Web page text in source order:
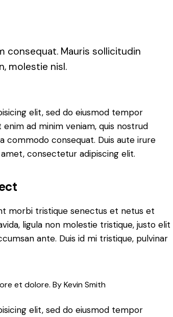
consequat. Mauris sollicitudin
molestie nisl.
elit, sed do eiusmod tempor
ad minim veniam, quis nostrud
commodo consequat. Duis aute irure
consectetur adipiscing elit.
morbi tristique senectus et netus et
ligula non molestie tristique, justo elit
ante. Duis id mi tristique, pulvinar
et dolore. ByKevin Smith
elit, sed do eiusmod tempor